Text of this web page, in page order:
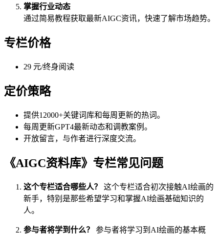
掌握行业动态
通过简易教程获取最新AIGC资讯，快速了解市场趋势。
专栏价格
29 元/终身阅读
定价策略
提供12000+关键词库和每周更新的热词。
每周更新GPT4最新动态和调教案例。
开放留言，与作者进行深度交流。
《AIGC资料库》专栏常见问题
这个专栏适合哪些人？
这个专栏适合初次接触AI绘画的
新手，特别是那些希望学习和掌握AI绘画基础知识的
人。
参与者将学到什么？ 参与者将学习到AI绘画的基本概